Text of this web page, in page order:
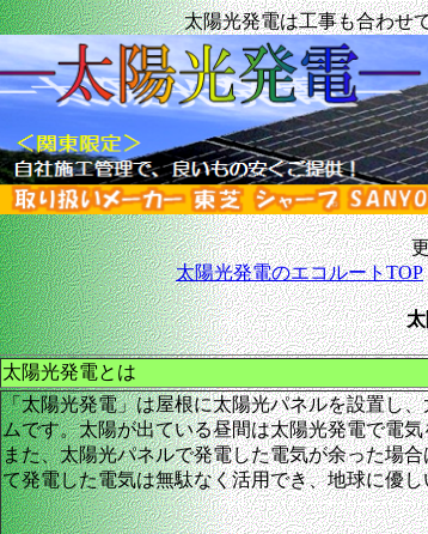
太陽光発電は工事も合わせ
太陽光発電のエコルートTOP
太陽光発電とは
「太陽光発電」は屋根に太陽光パネルを設置し
ムです。太陽が出ている昼間は太陽光発電で電
また、太陽光パネルで発電した電気が余った場
て発電した電気は無駄なく活用でき、地球に優